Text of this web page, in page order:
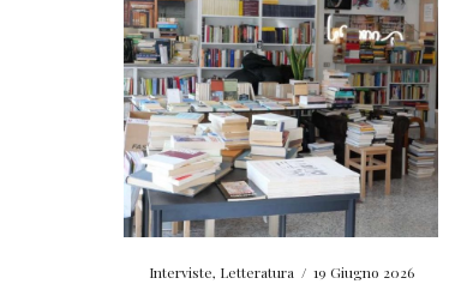
Interviste, Letteratura / 19 Giugno 2026